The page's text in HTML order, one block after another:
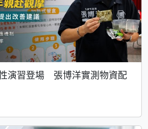
演習登場 張博洋實測物資配